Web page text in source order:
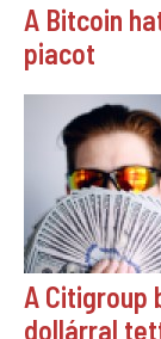
A Bitcoin
piacot
A Citigroup
dollárral